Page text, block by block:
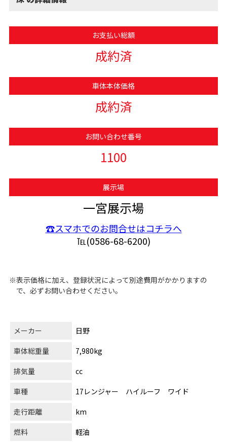
お支払い総額
成約済
車体本体価格
成約済
お問い合わせ番号
1100
展示場
一宮展示場
☎スマホでのお問合せはコチラへ
℡(0586-68-6200)
※表示価格に加え、登録状況によって別途費用がかかりますの
で、必ずお問い合わせください。
メーカー
日野
車体総重量
7,980kg
排気量
cc
車種
17レンジャー ハイルーフ ワイド
走行距離
km
燃料
軽油